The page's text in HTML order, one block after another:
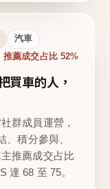
汽車
推薦成交占比 52%
買車的人，
群成員運營，
積分參與、
推薦成交占比
達 68 至 75。